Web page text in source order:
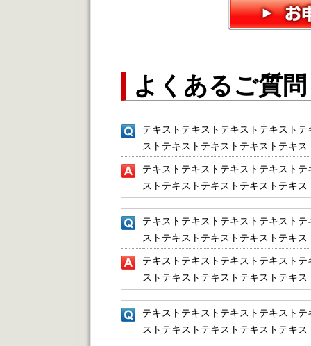
よくあるご質問
テキストテキストテキストテキスト
ストテキストテキストテキストテキ
テキストテキストテキストテキスト
ストテキストテキストテキストテキ
テキストテキストテキストテキスト
ストテキストテキストテキストテキ
テキストテキストテキストテキスト
ストテキストテキストテキストテキ
テキストテキストテキストテキスト
ストテキストテキストテキストテキ